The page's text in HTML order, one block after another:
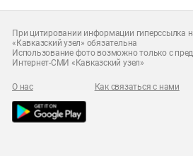
При цитировании информации гиперссылка
«Кавказский узел» обязательна
Использование фото возможно только с
Интернет-СМИ «Кавказский узел»
О нас Как связаться с нами